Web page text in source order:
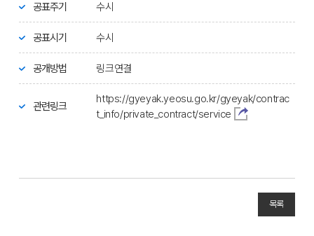
공표주기 수시
공표시기 수시
공개방법 링크연결
관련링크
https://gyeyak.yeosu.go.kr/gyeyak/contrac
t_info/private_contract/service
목록